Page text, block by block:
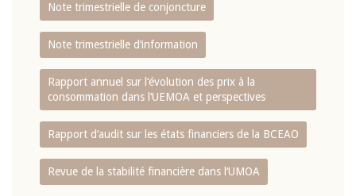
Note trimestrielle de conjoncture
Note trimestrielle d‘information
Rapport annuel sur l‘évolution des prix à la
consommation dans l‘UEMOA et perspectives
Rapport d‘audit sur les états financiers de la BCEAO
Revue de la stabilité financière dans l‘UMOA